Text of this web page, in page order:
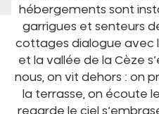
hébergements sont
garrigues et senteurs
cottages dialogue avec
et la vallée de la Cèze
nous, on vit dehors : on
la terrasse, on écoute
regarde le ciel